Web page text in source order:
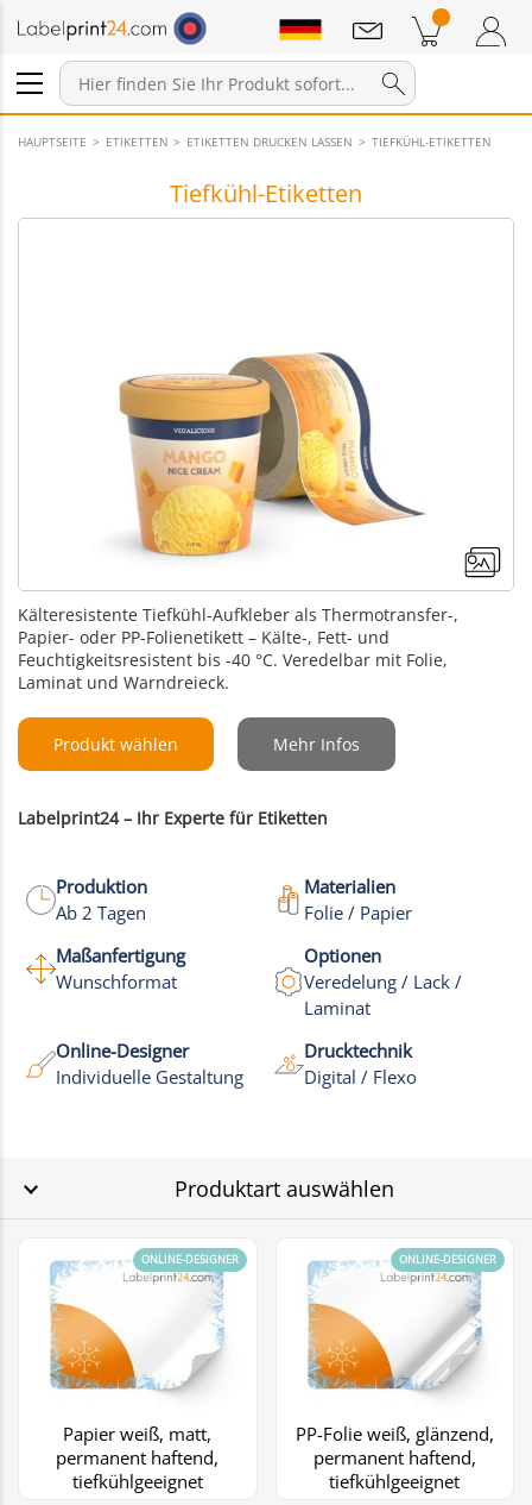
Anmelden / Registrieren
Warenkorb Zum Warenkorb
Mitteilungen
HAUPTSEITE ETIKETTEN ETIKETTEN DRUCKEN LASSEN TIEFKÜHL-ETIKETTEN
Tiefkühl-Etiketten
+1
Kälteresistente Tiefkühl-Aufkleber als Thermotransfer-,
Papier- oder PP-Folienetikett – Kälte-, Fett- und
Feuchtigkeitsresistent bis -40 °C. Veredelbar mit Folie,
Laminat und Warndreieck.
Produkt wählen Mehr Infos
Labelprint24 – Ihr Experte für Etiketten
Produktion
Ab 2 Tagen
Materialien
Folie / Papier
Maßanfertigung
Wunschformat
Optionen
Veredelung / Lack /
Laminat
Online-Designer
Individuelle Gestaltung
Drucktechnik
Digital / Flexo
Produktart auswählen
Papier weiß, matt,
permanent haftend,
tiefkühlgeeignet
ONLINE-DESIGNER
PP-Folie weiß, glänzend,
permanent haftend,
tiefkühlgeeignet
ONLINE-DESIGNER